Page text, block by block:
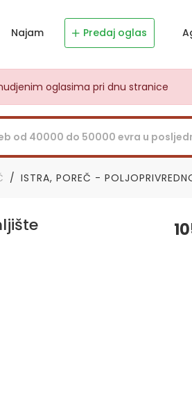
Najam Predaj oglas
oglasima pri dnu stranice
ISTRA, POREČ -